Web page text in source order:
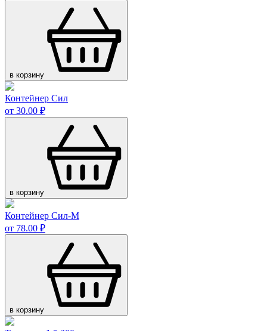
в корзину
Контейнер Сил
от 30.00 ₽
в корзину
Контейнер Сил-М
от 78.00 ₽
в корзину